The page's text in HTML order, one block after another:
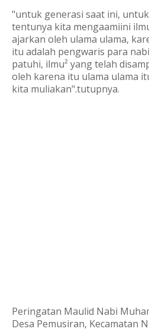
"untuk generasi saat ini,
tentunya kita mengaamiini
ajarkan oleh ulama ulama,
itu adalah pengwaris para
patuhi, ilmu² yang telah
oleh karena itu ulama ulama
kita muliakan".tutupnya.
Peringatan Maulid Nabi
Desa Pemusiran, Kecamatan